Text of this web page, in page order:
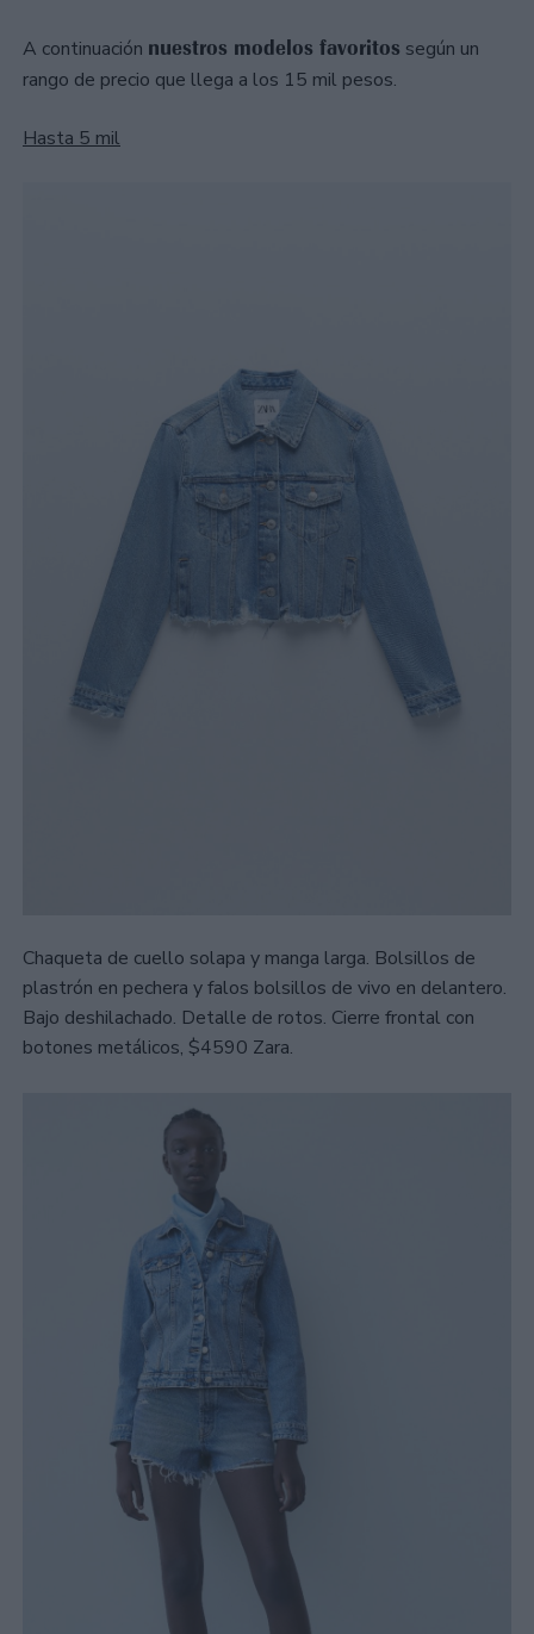
A continuación nuestros modelos favoritos según un
rango de precio que llega a los 15 mil pesos.
Hasta 5 mil
Chaqueta de cuello solapa y manga larga. Bolsillos de
plastrón en pechera y falos bolsillos de vivo en delantero.
Bajo deshilachado. Detalle de rotos. Cierre frontal con
botones metálicos, $4590 Zara.